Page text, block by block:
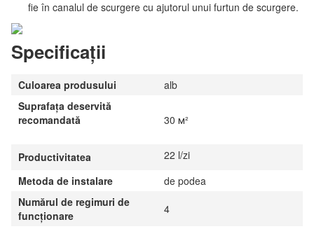
fie în canalul de scurgere cu ajutorul unui furtun de scurgere.
Specificații
Culoarea produsului
alb
Suprafața deservită
recomandată
30 м²
Productivitatea
22 l/zi
Metoda de instalare
de podea
Numărul de regimuri de
funcționare
4